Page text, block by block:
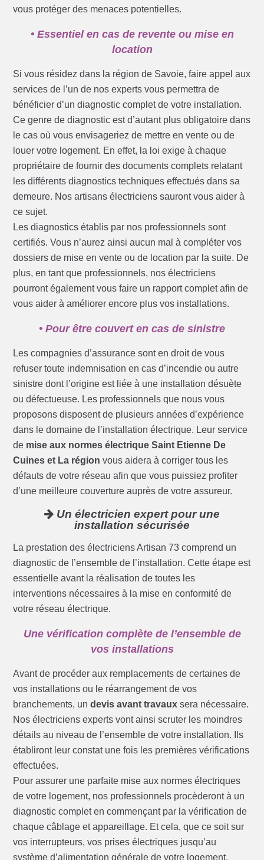
vous protéger des menaces potentielles.
• Essentiel en cas de revente ou mise en
location
Si vous résidez dans la région de Savoie, faire appel aux
services de l’un de nos experts vous permettra de
bénéficier d’un diagnostic complet de votre installation.
Ce genre de diagnostic est d’autant plus obligatoire dans
le cas où vous envisageriez de mettre en vente ou de
louer votre logement. En effet, la loi exige à chaque
propriétaire de fournir des documents complets relatant
les différents diagnostics techniques effectués dans sa
demeure. Nos artisans électriciens sauront vous aider à
ce sujet.
Les diagnostics établis par nos professionnels sont
certifiés. Vous n’aurez ainsi aucun mal à compléter vos
dossiers de mise en vente ou de location par la suite. De
plus, en tant que professionnels, nos électriciens
pourront également vous faire un rapport complet afin de
vous aider à améliorer encore plus vos installations.
• Pour être couvert en cas de sinistre
Les compagnies d’assurance sont en droit de vous
refuser toute indemnisation en cas d’incendie ou autre
sinistre dont l’origine est liée à une installation désuète
ou défectueuse. Les professionnels que nous vous
proposons disposent de plusieurs années d’expérience
dans le domaine de l’installation électrique. Leur service
de mise aux normes électrique Saint Etienne De
Cuines et La région vous aidera à corriger tous les
défauts de votre réseau afin que vous puissiez profiter
d’une meilleure couverture auprès de votre assureur.
Un électricien expert pour une
installation sécurisée
La prestation des électriciens Artisan 73 comprend un
diagnostic de l’ensemble de l’installation. Cette étape est
essentielle avant la réalisation de toutes les
interventions nécessaires à la mise en conformité de
votre réseau électrique.
Une vérification complète de l’ensemble de
vos installations
Avant de procéder aux remplacements de certaines de
vos installations ou le réarrangement de vos
branchements, undevis avant travaux sera nécessaire.
Nos électriciens experts vont ainsi scruter les moindres
détails au niveau de l’ensemble de votre installation. Ils
établiront leur constat une fois les premières vérifications
effectuées.
Pour assurer une parfaite mise aux normes électriques
de votre logement, nos professionnels procèderont à un
diagnostic complet en commençant par la vérification de
chaque câblage et appareillage. Et cela, que ce soit sur
vos interrupteurs, vos prises électriques jusqu’au
système d’alimentation générale de votre logement.